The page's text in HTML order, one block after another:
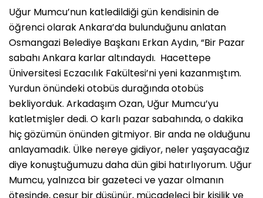
Uğur Mumcu’nun katledildiği gün kendisinin de
öğrenci olarak Ankara’da bulunduğunu anlatan
Osmangazi Belediye Başkanı Erkan Aydın, “Bir Pazar
sabahı Ankara karlar altındaydı. Hacettepe
Üniversitesi Eczacılık Fakültesi’ni yeni kazanmıştım.
Yurdun önündeki otobüs durağında otobüs
bekliyorduk. Arkadaşım Ozan, Uğur Mumcu’yu
katletmişler dedi. O karlı pazar sabahında, o dakika
hiç gözümün önünden gitmiyor. Bir anda ne olduğunu
anlayamadık. Ülke nereye gidiyor, neler yaşayacağız
diye konuştuğumuzu daha dün gibi hatırlıyorum. Uğur
Mumcu, yalnızca bir gazeteci ve yazar olmanın
ötesinde, cesur bir düşünür, mücadeleci bir kişilik ve